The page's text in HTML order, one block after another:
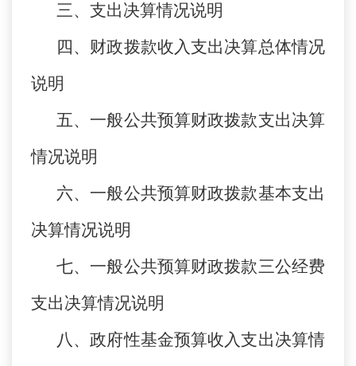
三、支出决算情况说明
四、财政拨款收入支出决算总体情况
说明
五、一般公共预算财政拨款支出决算
情况说明
六、一般公共预算财政拨款基本支出
决算情况说明
七、一般公共预算财政拨款三公经费
支出决算情况说明
八、政府性基金预算收入支出决算情